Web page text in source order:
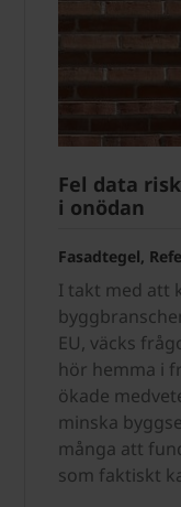
Fel data
i onödan
Fasadtegel,
I takt med att
EU, väcks
hör hemma i
ökade
minska
många att
som faktiskt